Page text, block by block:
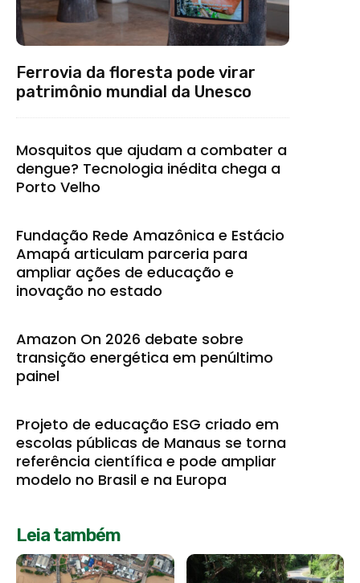
Ferrovia da floresta pode virar
patrimônio mundial da Unesco
Mosquitos que ajudam a combater a
dengue? Tecnologia inédita chega a
Porto Velho
Fundação Rede Amazônica e Estácio
Amapá articulam parceria para
ampliar ações de educação e
inovação no estado
Amazon On 2026 debate sobre
transição energética em penúltimo
painel
Projeto de educação ESG criado em
escolas públicas de Manaus se torna
referência científica e pode ampliar
modelo no Brasil e na Europa
Leia também